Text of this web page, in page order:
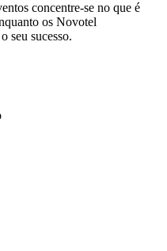
concentre-se no que é
os Novotel
seu sucesso.